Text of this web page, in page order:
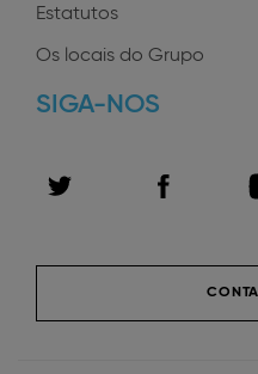
Estatutos
Os locais do Grupo
SIGA-NOS